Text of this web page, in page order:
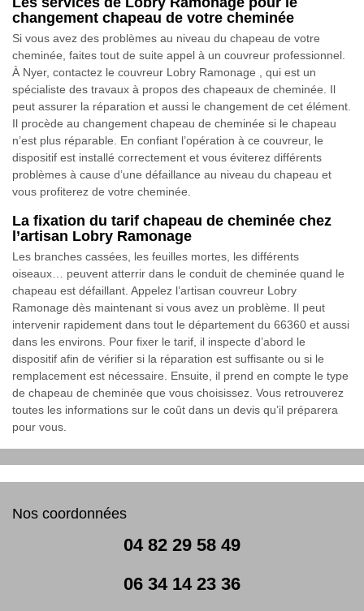
changement chapeau de votre cheminée
Si vous avez des problèmes au niveau du chapeau de votre
cheminée, faites tout de suite appel à un couvreur professionnel.
À Nyer, contactez le couvreur Lobry Ramonage , qui est un
spécialiste des travaux à propos des chapeaux de cheminée. Il
peut assurer la réparation et aussi le changement de cet élément.
Il procède au changement chapeau de cheminée si le chapeau
n’est plus réparable. En confiant l’opération à ce couvreur, le
dispositif est installé correctement et vous éviterez différents
problèmes à cause d’une défaillance au niveau du chapeau et
vous profiterez de votre cheminée.
La fixation du tarif chapeau de cheminée chez
l’artisan Lobry Ramonage
Les branches cassées, les feuilles mortes, les différents
oiseaux… peuvent atterrir dans le conduit de cheminée quand le
chapeau est défaillant. Appelez l’artisan couvreur Lobry
Ramonage dès maintenant si vous avez un problème. Il peut
intervenir rapidement dans tout le département du 66360 et aussi
dans les environs. Pour fixer le tarif, il inspecte d’abord le
dispositif afin de vérifier si la réparation est suffisante ou si le
remplacement est nécessaire. Ensuite, il prend en compte le type
de chapeau de cheminée que vous choisissez. Vous retrouverez
toutes les informations sur le coût dans un devis qu’il préparera
pour vous.
Nos coordonnées
04 82 29 58 49
06 34 14 23 36